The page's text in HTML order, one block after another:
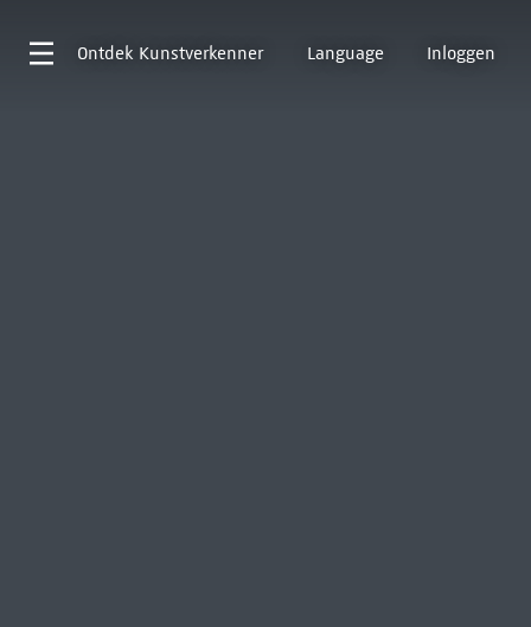
Ontdek Kunstverkenner Language Inloggen